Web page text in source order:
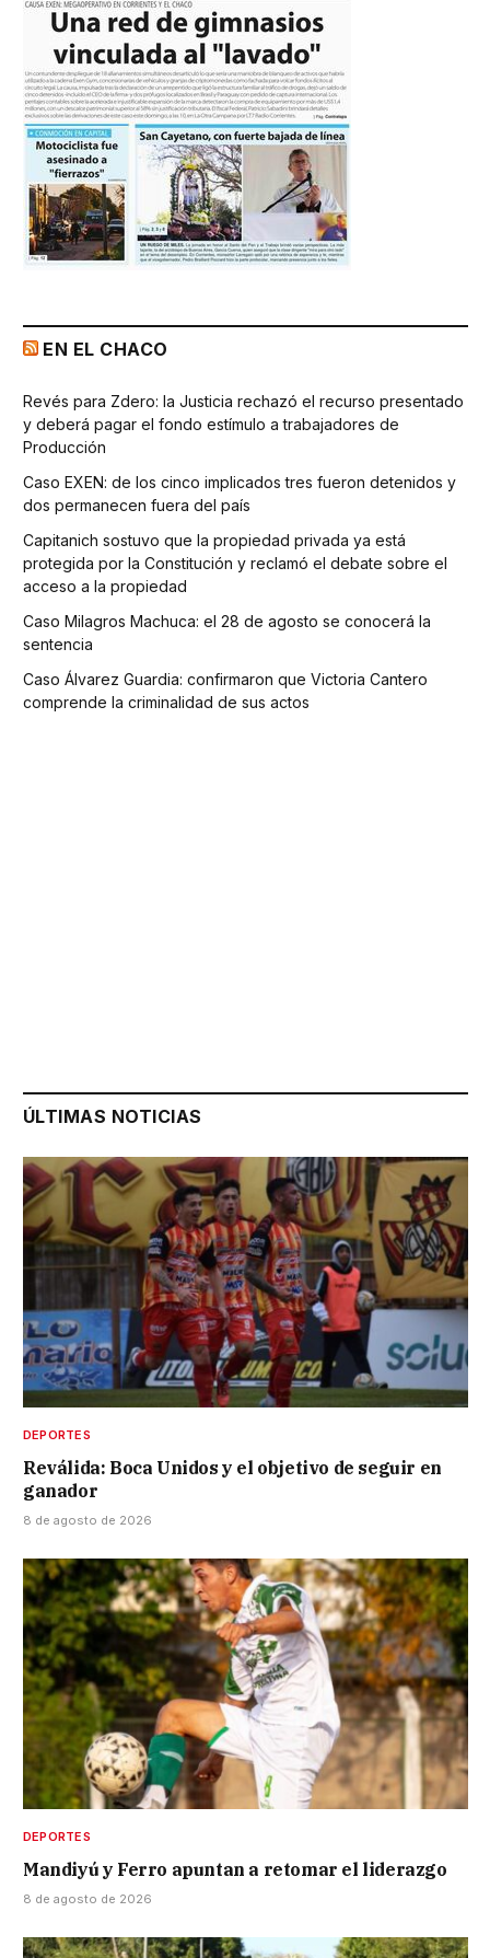
EN EL CHACO
Revés para Zdero: la Justicia rechazó el recurso presentado
y deberá pagar el fondo estímulo a trabajadores de
Producción
Caso EXEN: de los cinco implicados tres fueron detenidos y
dos permanecen fuera del país
Capitanich sostuvo que la propiedad privada ya está
protegida por la Constitución y reclamó el debate sobre el
acceso a la propiedad
Caso Milagros Machuca: el 28 de agosto se conocerá la
sentencia
Caso Álvarez Guardia: confirmaron que Victoria Cantero
comprende la criminalidad de sus actos
ÚLTIMAS NOTICIAS
DEPORTES
Reválida: Boca Unidos y el objetivo de seguir en
ganador
8 de agosto de 2026
DEPORTES
Mandiyú y Ferro apuntan a retomar el liderazgo
8 de agosto de 2026